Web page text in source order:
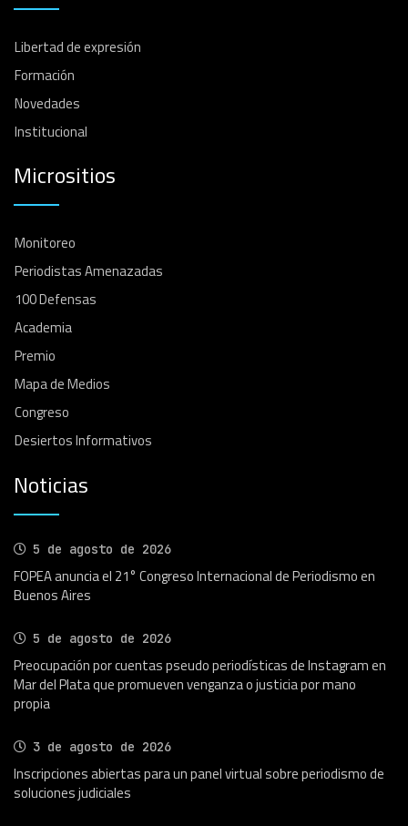
Libertad de expresión
Formación
Novedades
Institucional
Micrositios
Monitoreo
Periodistas Amenazadas
100 Defensas
Academia
Premio
Mapa de Medios
Congreso
Desiertos Informativos
Noticias
5 de agosto de 2026
FOPEA anuncia el 21° Congreso Internacional de Periodismo en
Buenos Aires
5 de agosto de 2026
Preocupación por cuentas pseudo periodísticas de Instagram en
Mar del Plata que promueven venganza o justicia por mano
propia
3 de agosto de 2026
Inscripciones abiertas para un panel virtual sobre periodismo de
soluciones judiciales